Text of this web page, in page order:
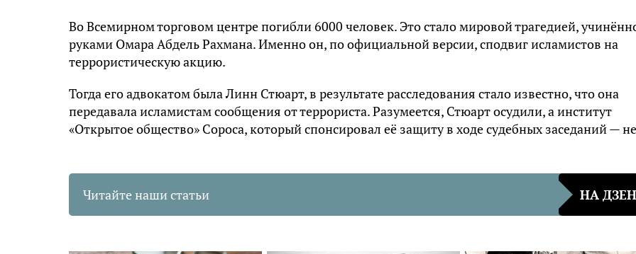
Во Всемирном торговом центре погибли 6000 человек. Это стало мировой трагедией,
руками Омара Абдель Рахмана. Именно он, по официальной версии, сподвиг исламистов на
террористическую акцию.
Тогда его адвокатом была Линн Стюарт, в результате расследования стало известно, что она
передавала исламистам сообщения от террориста. Разумеется, Стюарт осудили, а институт
«Открытое общество» Сороса, который спонсировал её защиту в ходе судебных заседаний —
Читайте наши статьи НА ДЗЕН